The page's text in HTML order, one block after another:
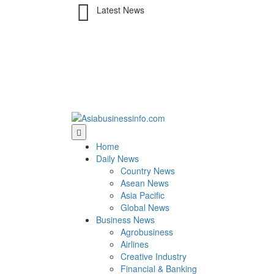
Latest News
Home
Daily News
Country News
Asean News
Asia Pacific
Global News
Business News
Agrobusiness
Airlines
Creative Industry
Financial & Banking